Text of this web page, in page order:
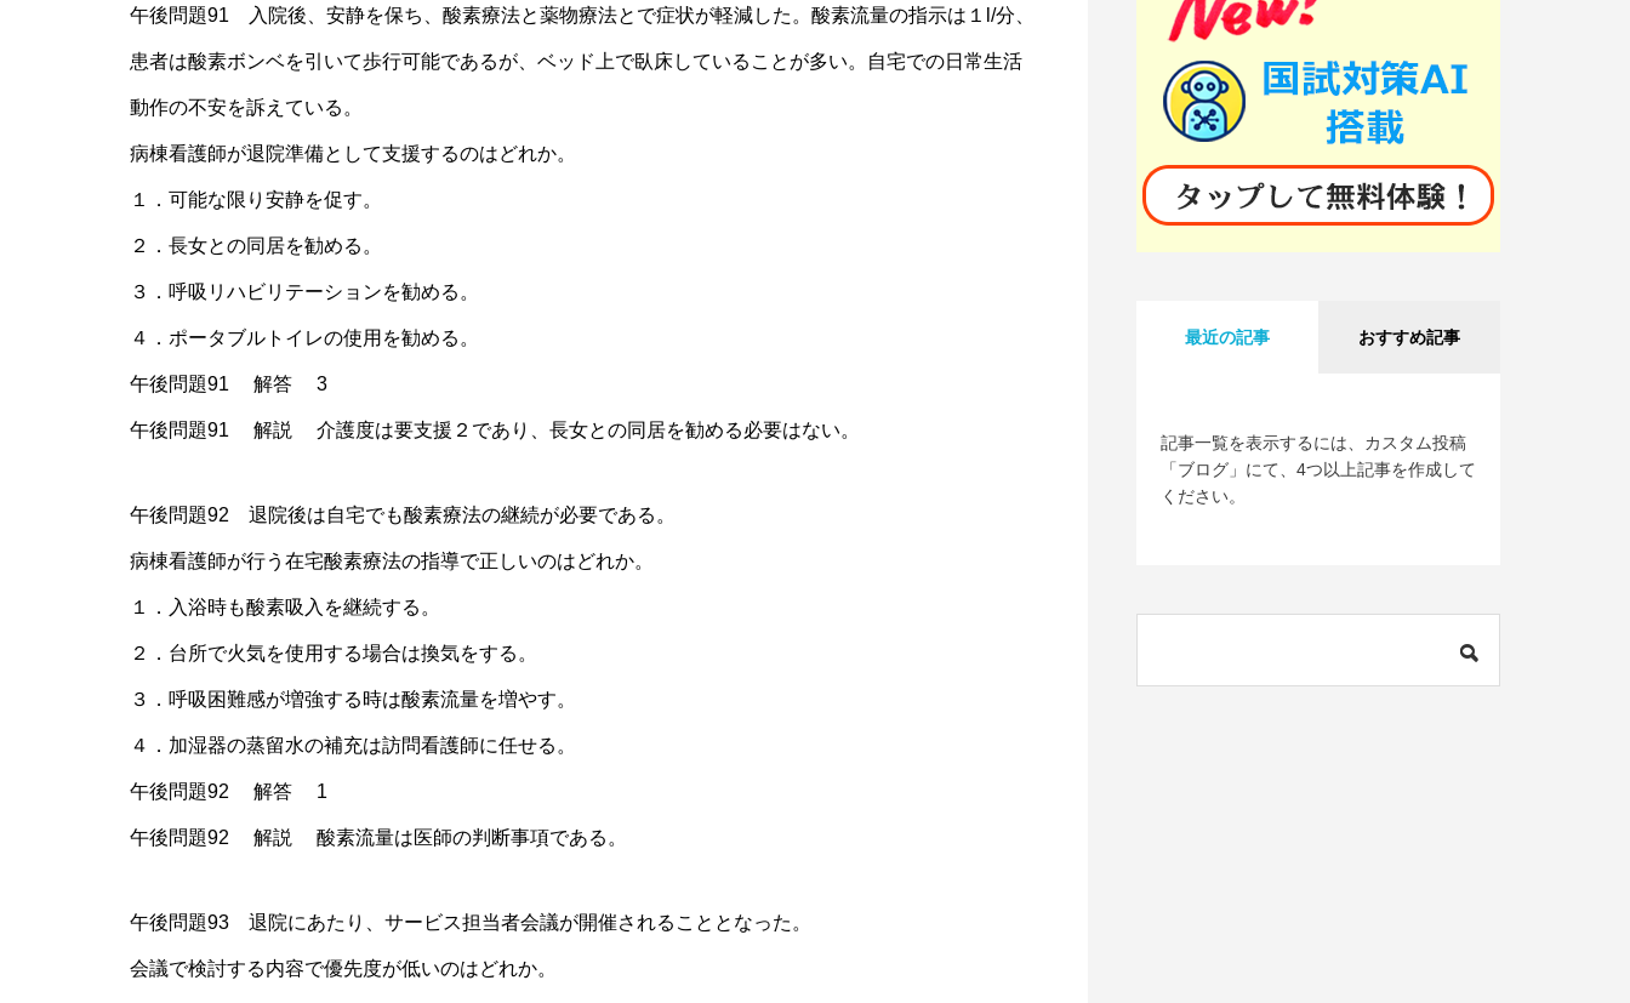
午後問題91 入院後、安静を保ち、酸素療法と薬物療法とで症状が軽減した。酸素流量の指示は１l/分、
患者は酸素ボンベを引いて歩行可能であるが、ベッド上で臥床していることが多い。自宅での日常生活
動作の不安を訴えている。
病棟看護師が退院準備として支援するのはどれか。
１．可能な限り安静を促す。
２．長女との同居を勧める。
３．呼吸リハビリテーションを勧める。
４．ポータブルトイレの使用を勧める。
午後問題91 解答 3
午後問題91 解説 介護度は要支援２であり、長女との同居を勧める必要はない。
午後問題92 退院後は自宅でも酸素療法の継続が必要である。
病棟看護師が行う在宅酸素療法の指導で正しいのはどれか。
１．入浴時も酸素吸入を継続する。
２．台所で火気を使用する場合は換気をする。
３．呼吸困難感が増強する時は酸素流量を増やす。
４．加湿器の蒸留水の補充は訪問看護師に任せる。
午後問題92 解答 1
午後問題92 解説 酸素流量は医師の判断事項である。
午後問題93 退院にあたり、サービス担当者会議が開催されることとなった。
会議で検討する内容で優先度が低いのはどれか。
最近の記事 おすすめ記事
記事一覧を表示するには、カスタム投稿
「ブログ」にて、4つ以上記事を作成して
ください。